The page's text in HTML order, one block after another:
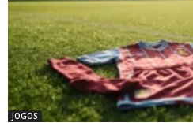
JOGOS